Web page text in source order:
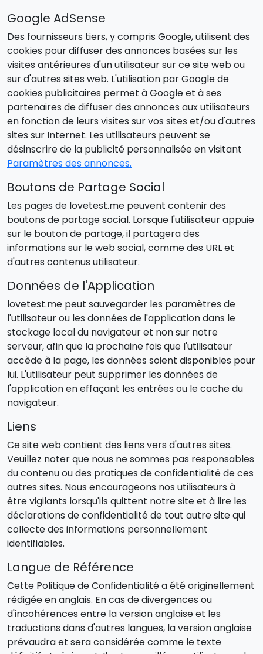
Google AdSense
Des fournisseurs tiers, y compris Google, utilisent des
cookies pour diffuser des annonces basées sur les
visites antérieures d'un utilisateur sur ce site web ou
sur d'autres sites web. L'utilisation par Google de
cookies publicitaires permet à Google et à ses
partenaires de diffuser des annonces aux utilisateurs
en fonction de leurs visites sur vos sites et/ou d'autres
sites sur Internet. Les utilisateurs peuvent se
désinscrire de la publicité personnalisée en visitant
Paramètres des annonces.
Boutons de Partage Social
Les pages de lovetest.me peuvent contenir des
boutons de partage social. Lorsque l'utilisateur appuie
sur le bouton de partage, il partagera des
informations sur le web social, comme des URL et
d'autres contenus utilisateur.
Données de l'Application
lovetest.me peut sauvegarder les paramètres de
l'utilisateur ou les données de l'application dans le
stockage local du navigateur et non sur notre
serveur, afin que la prochaine fois que l'utilisateur
accède à la page, les données soient disponibles pour
lui. L'utilisateur peut supprimer les données de
l'application en effaçant les entrées ou le cache du
navigateur.
Liens
Ce site web contient des liens vers d'autres sites.
Veuillez noter que nous ne sommes pas responsables
du contenu ou des pratiques de confidentialité de ces
autres sites. Nous encourageons nos utilisateurs à
être vigilants lorsqu'ils quittent notre site et à lire les
déclarations de confidentialité de tout autre site qui
collecte des informations personnellement
identifiables.
Langue de Référence
Cette Politique de Confidentialité a été originellement
rédigée en anglais. En cas de divergences ou
d'incohérences entre la version anglaise et les
traductions dans d'autres langues, la version anglaise
prévaudra et sera considérée comme le texte